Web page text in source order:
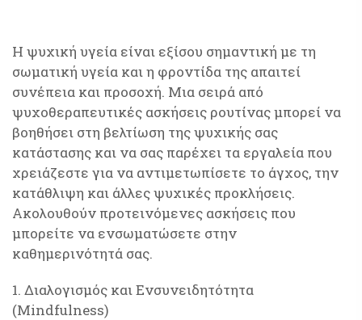
Η ψυχική υγεία είναι εξίσου σημαντική με τη
σωματική υγεία και η φροντίδα της απαιτεί
συνέπεια και προσοχή. Μια σειρά από
ψυχοθεραπευτικές ασκήσεις ρουτίνας μπορεί να
βοηθήσει στη βελτίωση της ψυχικής σας
κατάστασης και να σας παρέχει τα εργαλεία που
χρειάζεστε για να αντιμετωπίσετε το άγχος, την
κατάθλιψη και άλλες ψυχικές προκλήσεις.
Ακολουθούν προτεινόμενες ασκήσεις που
μπορείτε να ενσωματώσετε στην
καθημερινότητά σας.
1. Διαλογισμός και Ενσυνειδητότητα
(Mindfulness)